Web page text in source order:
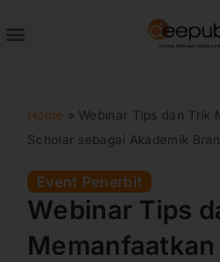
ke
Home » Webinar Tips dan Trik
Scholar sebagai Akademik
Event Penerbit
Webinar Tips